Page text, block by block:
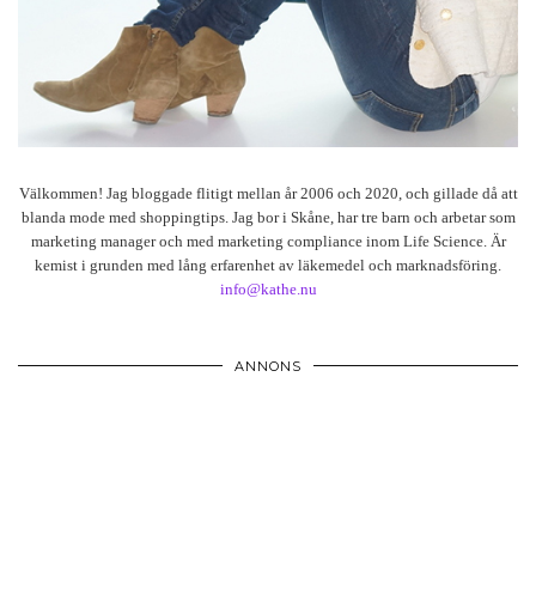
Välkommen! Jag bloggade flitigt mellan år 2006 och 2020, och gillade då att
blanda mode med shoppingtips. Jag bor i Skåne, har tre barn och arbetar som
marketing manager och med marketing compliance inom Life Science. Är
kemist i grunden med lång erfarenhet av läkemedel och marknadsföring.
info@kathe.nu
ANNONS